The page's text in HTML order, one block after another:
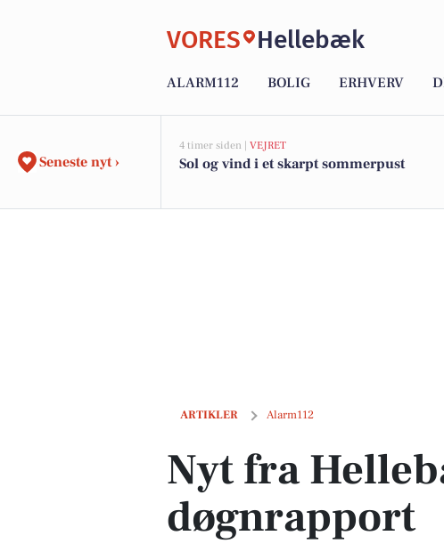
VORES Hellebæk
ALARM112 BOLIG ERHVERV
Seneste nyt ›
4 timer siden | VEJRET
Sol og vind i et skarpt sommerpust
ARTIKLER Alarm112
Nyt fra Hellebæk i politiets døgnrapport
Nyt fra
døgnrapport